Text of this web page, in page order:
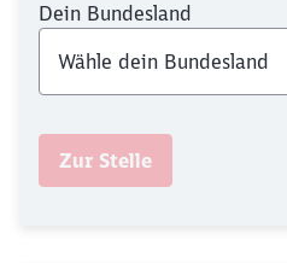
Dein Bundesland
Zur Stelle